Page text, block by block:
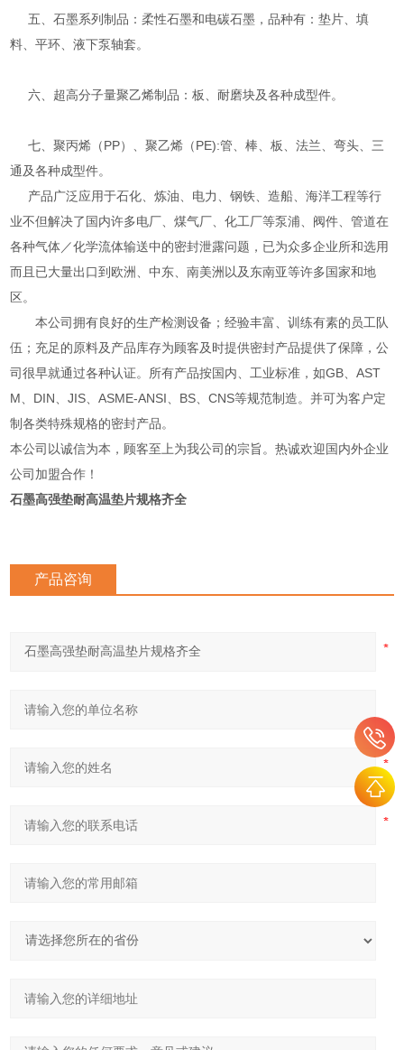
五、石墨系列制品：柔性石墨和电碳石墨，品种有：垫片、填
料、平环、液下泵轴套。
六、超高分子量聚乙烯制品：板、耐磨块及各种成型件。
七、聚丙烯（PP）、聚乙烯（PE):管、棒、板、法兰、弯头、三
通及各种成型件。
产品广泛应用于石化、炼油、电力、钢铁、造船、海洋工程等行
业不但解决了国内许多电厂、煤气厂、化工厂等泵浦、阀件、管道在
各种气体／化学流体输送中的密封泄露问题，已为众多企业所和选用
而且已大量出口到欧洲、中东、南美洲以及东南亚等许多国家和地
区。
本公司拥有良好的生产检测设备；经验丰富、训练有素的员工队
伍；充足的原料及产品库存为顾客及时提供密封产品提供了保障，公
司很早就通过各种认证。所有产品按国内、工业标准，如GB、AST
M、DIN、JIS、ASME-ANSI、BS、CNS等规范制造。并可为客户定
制各类特殊规格的密封产品。
本公司以诚信为本，顾客至上为我公司的宗旨。热诚欢迎国内外企业
公司加盟合作！
石墨高强垫耐高温垫片规格齐全
产品咨询